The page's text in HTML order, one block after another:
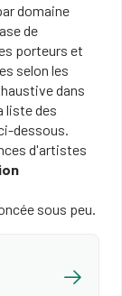
domaine
de
porteurs et
selon les
dans
liste des
dessous.
d'artistes
sous peu.